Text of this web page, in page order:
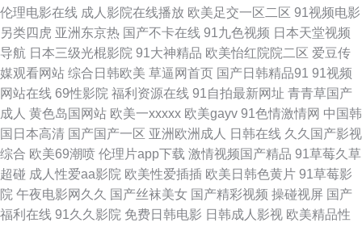
站 中文字幕A∨码 影音先锋少妇熟女 伊人成人在线αV 福利午夜 久久婷婷国
产综合 青娱乐av91 日韩福利视频导航 18岁成人片 97操碰操碰 国产AV操屁
探花 豆花视频不卡 精品在线日本有码 精品9热这里 欧美性交DVD 日韩午夜
福利av 影音先锋偷情福利 91美女艹逼网站 91天堂网com 91主站色色
wwwAV串色 九九国产精品 人人操人人爽 欧美性戟 伦理聚合一级 黄色仓库
伦理电影在线 成人影院在线播放 欧美足交一区二区 91视频电影
另类四虎 亚洲东京热 国产不卡在线 91九色视频 日本天堂视频
导航 日本三级光棍影院 91大神精品 欧美怡红院院二区 爱豆传
媒观看网站 综合日韩欧美 草逼网首页 国产日韩精品91 91视频
网站在线 69性影院 福利资源在线 91自拍最新网址 青青草国产
成人 黄色岛国网站 欧美一xxxxx 欧美gayv 91色情激情网 中国韩
国日本高清 国产国产一区 亚洲欧洲成人 日韩在线 久久国产影视
综合 欧美69潮喷 伦理片app下载 激情视频国产精品 91草莓久草
超碰 成人性爱aa影院 欧美性爱插插 欧美日韩色黄片 91草莓影
院 午夜电影网久久 国产丝袜美女 国产精彩视频 操碰视屏 国产
福利在线 91久久影院 免费日韩电影 日韩成人影视 欧美精品性